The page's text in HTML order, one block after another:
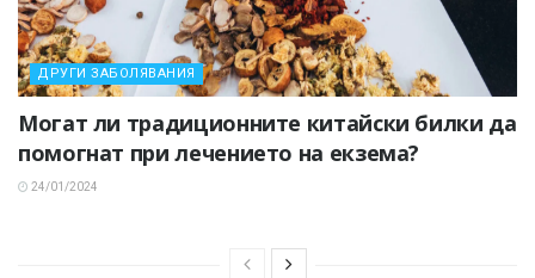
ДРУГИ ЗАБОЛЯВАНИЯ
Могат ли традиционните китайски билки да
помогнат при лечението на екзема?
24/01/2024